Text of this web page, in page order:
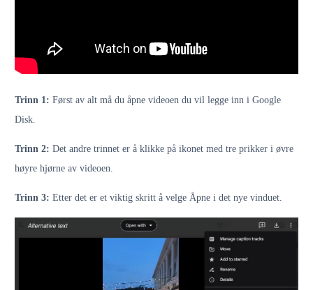
Trinn 1: Først av alt må du åpne videoen du vil legge inn i Google
Disk.
Trinn 2: Det andre trinnet er å klikke på ikonet med tre prikker i øvre
høyre hjørne av videoen.
Trinn 3: Etter det er et viktig skritt å velge Åpne i det nye vinduet.